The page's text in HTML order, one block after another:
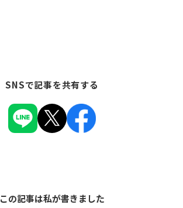
SNSで記事を共有する
この記事は私が書きました